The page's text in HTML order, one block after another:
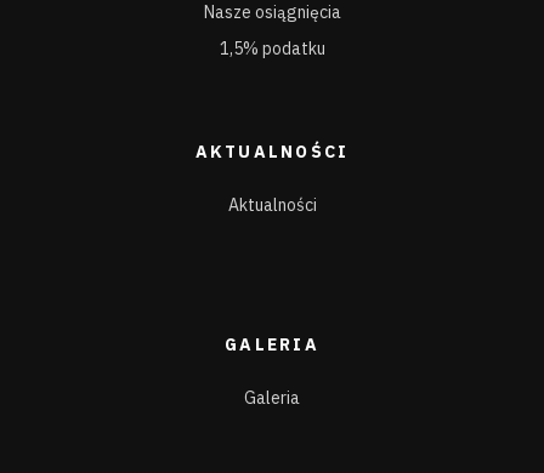
Nasze osiągnięcia
1,5% podatku
AKTUALNOŚCI
Aktualności
GALERIA
Galeria